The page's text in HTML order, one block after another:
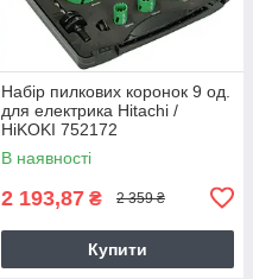
Набір пилкових коронок 9 од.
для електрика Hitachi /
HiKOKI 752172
В наявності
2 193,87 ₴ 2 359 ₴
Купити